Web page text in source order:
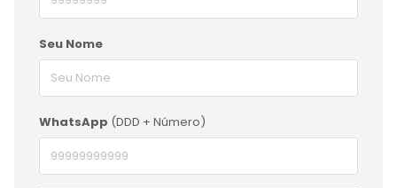
Seu Nome
WhatsApp (DDD + Número)